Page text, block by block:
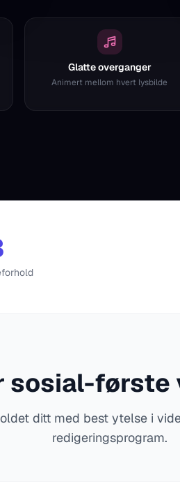
Glatte overganger
Animert mellom hvert lysbilde
sosial-første
ditt med best ytelse i
redigeringsprogram.